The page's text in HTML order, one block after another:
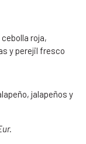
roja,
y perejil fresco
jalapeños y
.